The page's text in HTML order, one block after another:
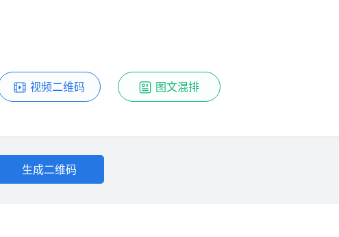
视频二维码 图文混排
生成二维码